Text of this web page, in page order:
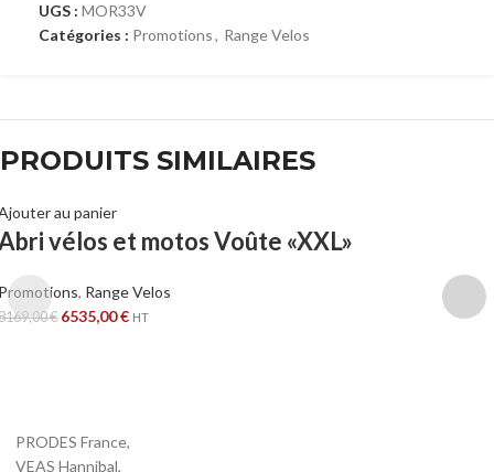
UGS : MOR33V
Catégories : Promotions, Range Velos
PRODUITS SIMILAIRES
au panier
vélos et motos Voûte «XXL»
, Range Velos
€ 6535,00€ HT
PRODES France,
VEAS Hannibal,